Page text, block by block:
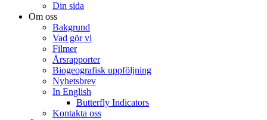
Din sida
Om oss
Bakgrund
Vad gör vi
Filmer
Årsrapporter
Biogeografisk uppföljning
Nyhetsbrev
In English
Butterfly Indicators
Kontakta oss